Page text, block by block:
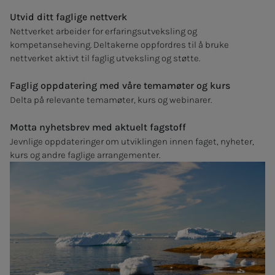
Utvid ditt faglige nettverk
Nettverket arbeider for erfaringsutveksling og
kompetanseheving. Deltakerne oppfordres til å bruke
nettverket aktivt til faglig utveksling og støtte.
Faglig oppdatering med våre temamøter og kurs
Delta på relevante temamøter, kurs og webinarer.
Motta nyhetsbrev med aktuelt fagstoff
Jevnlige oppdateringer om utviklingen innen faget, nyheter,
kurs og andre faglige arrangementer.